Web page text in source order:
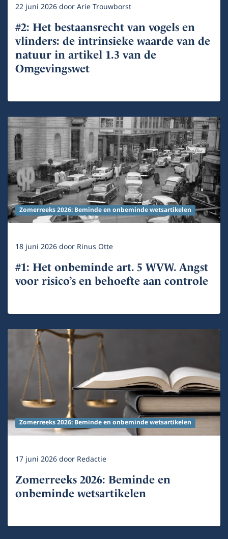
22 juni 2026doorArie Trouwborst
#2: Het bestaansrecht van vogels en
vlinders: de intrinsieke waarde van de
natuur in artikel 1.3 van de
Omgevingswet
Zomerreeks 2026: Beminde en onbeminde wetsartikelen
18 juni 2026door Rinus Otte
#1: Het onbeminde art. 5 WVW. Angst
voor risico’s en behoefte aan controle
Zomerreeks 2026: Beminde en onbeminde wetsartikelen
17 juni 2026door Redactie
Zomerreeks 2026: Beminde en
onbeminde wetsartikelen